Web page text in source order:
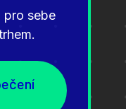
pro sebe